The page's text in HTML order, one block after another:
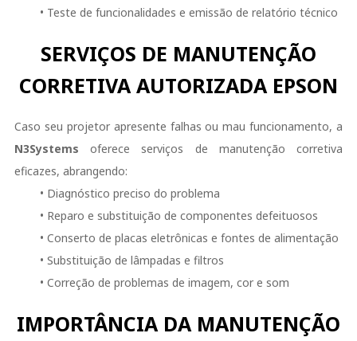
• Teste de funcionalidades e emissão de relatório técnico
SERVIÇOS DE MANUTENÇÃO
CORRETIVA AUTORIZADA EPSON
Caso seu projetor apresente falhas ou mau funcionamento, a
N3Systems oferece serviços de manutenção corretiva
eficazes, abrangendo:
• Diagnóstico preciso do problema
• Reparo e substituição de componentes defeituosos
• Conserto de placas eletrônicas e fontes de alimentação
• Substituição de lâmpadas e filtros
• Correção de problemas de imagem, cor e som
IMPORTÂNCIA DA MANUTENÇÃO